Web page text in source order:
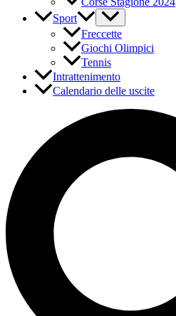
Sport
Freccette
Giochi Olimpici
Tennis
Intrattenimento
Calendario delle uscite